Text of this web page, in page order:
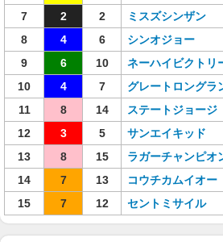
7
2 2 ミスズシンザン
8
4 6 シンオジョー
9
6 10 ネーハイビクトリ
10
4 7 グレートロングラ
11
8 14 ステートジョージ
12
3 5 サンエイキッド
13
8 15 ラガーチャンピオ
14
7 13 コウチカムイオー
15
7 12 セントミサイル